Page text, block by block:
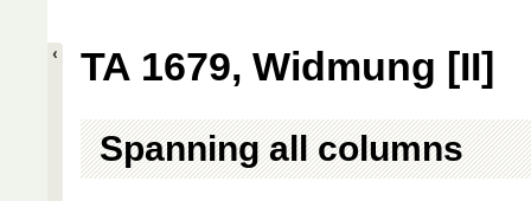
TA 1679, Widmung [II]
Spanning all columns